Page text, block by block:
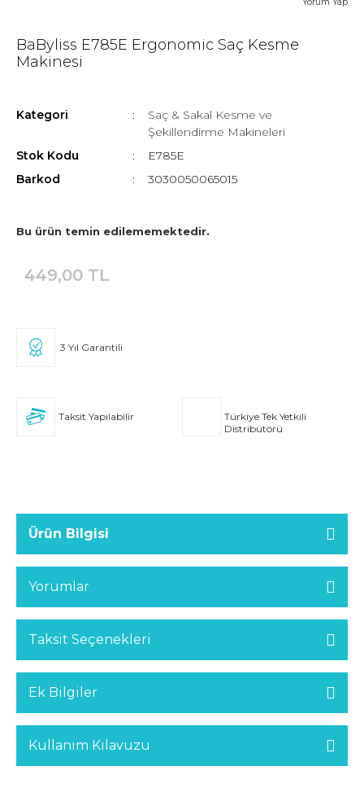
BaByliss E785E Ergonomic Saç Kesme
Makinesi
Kategori
Saç & Sakal Kesme ve
Şekillendirme Makineleri
Stok Kodu
E785E
Barkod
3030050065015
449,00 TL
Bu ürün temin edilememektedir.
3 Yıl Garantili
Taksit Yapılabilir
Türkiye Tek Yetkili
Distribütörü
Ürün Bilgisi
Yorumlar
Taksit Seçenekleri
Ek Bilgiler
Kullanım Kılavuzu